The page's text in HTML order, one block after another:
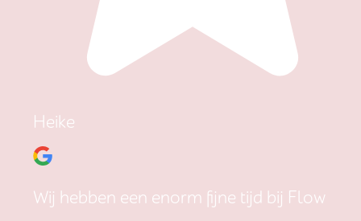
Heike
Wij hebben een enorm fijne tijd bij Flow